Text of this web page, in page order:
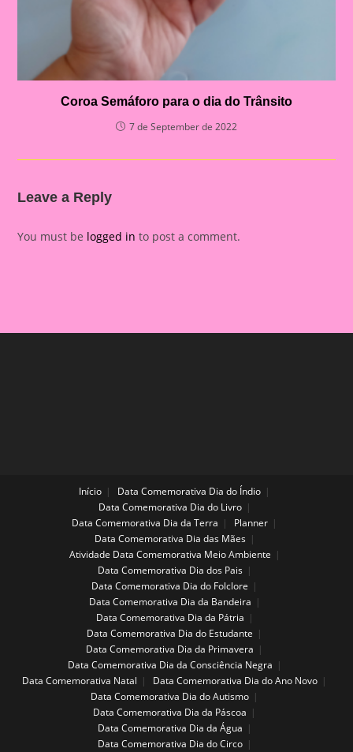
Coroa Semáforo para o dia do Trânsito
7 de September de 2022
Leave a Reply
You must be logged in to post a comment.
Início
Data Comemorativa Dia do Índio
Data Comemorativa Dia do Livro
Data Comemorativa Dia da Terra
Planner
Data Comemorativa Dia das Mães
Atividade Data Comemorativa Meio Ambiente
Data Comemorativa Dia dos Pais
Data Comemorativa Dia do Folclore
Data Comemorativa Dia da Bandeira
Data Comemorativa Dia da Pátria
Data Comemorativa Dia do Estudante
Data Comemorativa Dia da Primavera
Data Comemorativa Dia da Consciência Negra
Data Comemorativa Natal
Data Comemorativa Dia do Ano Novo
Data Comemorativa Dia do Autismo
Data Comemorativa Dia da Páscoa
Data Comemorativa Dia da Água
Data Comemorativa Dia do Circo